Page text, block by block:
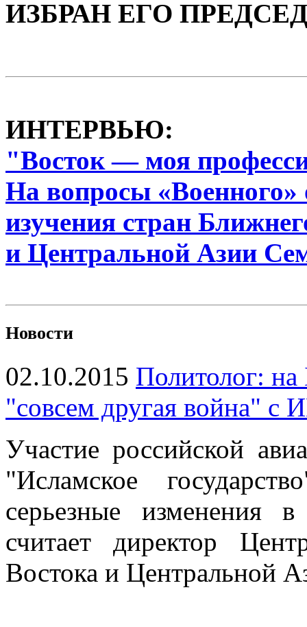
ИЗБРАН ЕГО
ИНТЕРВЬЮ:
"Восток — моя
На вопросы «Военного»
изучения стран
и Центральной Азии
Новости
02.10.2015 Политолог: на
"совсем другая война" с
Участие российской
"Исламское
серьезные изменения
считает директор
Востока и Центральной